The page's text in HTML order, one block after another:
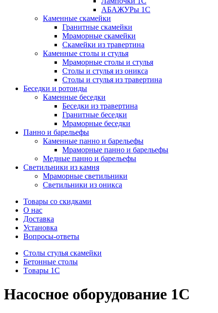
АБАЖУРы 1С
Каменные скамейки
Гранитные скамейки
Мраморные скамейки
Скамейки из травертина
Каменные столы и стулья
Мраморные столы и стулья
Столы и стулья из оникса
Столы и стулья из травертина
Беседки и ротонды
Каменные беседки
Беседки из травертина
Гранитные беседки
Мраморные беседки
Панно и барельефы
Каменные панно и барельефы
Мраморные панно и барельефы
Медные панно и барельефы
Светильники из камня
Мраморные светильники
Светильники из оникса
Товары со скидками
О нас
Доставка
Установка
Вопросы-ответы
Столы стулья скамейки
Бетонные столы
Tовары 1C
Насосное оборудование 1С